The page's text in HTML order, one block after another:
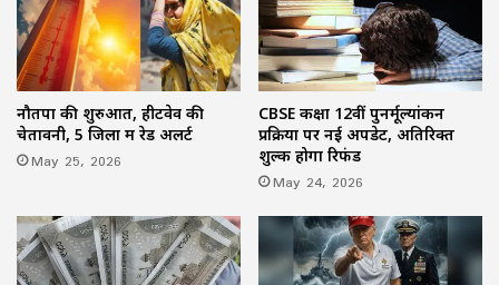
नौतपा की शुरुआत, हीटवेव की
चेतावनी, 5 जिलों में रेड अलर्ट
May 25, 2026
CBSE कक्षा 12वीं पुनर्मूल्यांकन
प्रक्रिया पर नई अपडेट, अतिरिक्त
शुल्क होगा रिफंड
May 24, 2026